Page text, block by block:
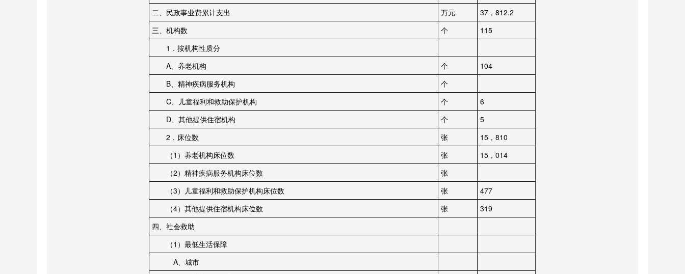
二、民政事业费累计支出
万元
37，812.2
三、机构数
个
115
1．按机构性质分
A、养老机构
个
104
B、精神疾病服务机构
个
C、儿童福利和救助保护机构
个
6
D、其他提供住宿机构
个
5
2．床位数
张
15，810
（1）养老机构床位数
张
15，014
（2）精神疾病服务机构床位数
张
（3）儿童福利和救助保护机构床位数
张
477
（4）其他提供住宿机构床位数
张
319
四、社会救助
（1）最低生活保障
A、城市